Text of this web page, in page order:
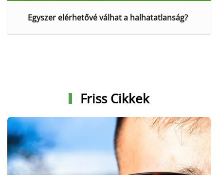
Egyszer elérhetővé válhat a halhatatlanság?
Friss Cikkek